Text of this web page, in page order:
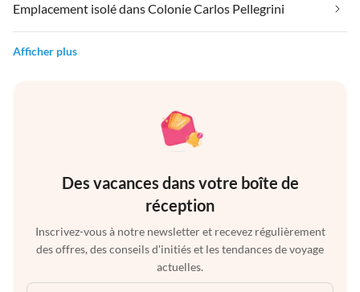
Emplacement isolé dans Colonie Carlos Pellegrini
Afficher plus
Des vacances dans votre boîte de
réception
Inscrivez-vous à notre newsletter et recevez régulièrement
des offres, des conseils d'initiés et les tendances de voyage
actuelles.